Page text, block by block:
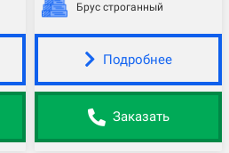
Брус строганный
Подробнее
Заказать